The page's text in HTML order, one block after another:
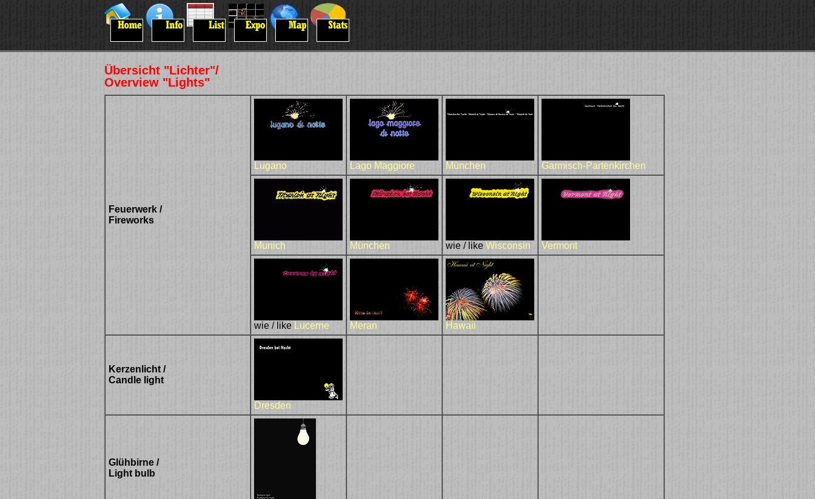
Übersicht "Lichter"/
Overview "Lights"
Feuerwerk /
Fireworks
Lugano Lago Maggiore München Garmisch-Partenkirchen
Munich München wie / like Wisconsin Vermont
wie / like Lucerne Meran Hawaii
Kerzenlicht /
Candle light
Dresden
Glühbirne /
Light bulb